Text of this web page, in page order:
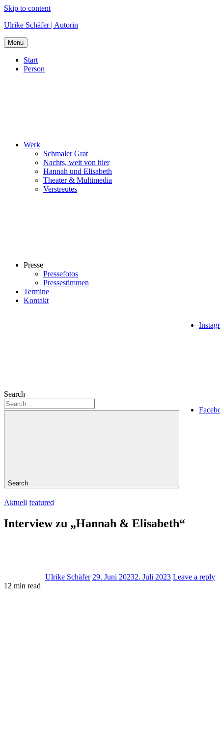
Skip to content
Ulrike Schäfer | Autorin
Menu
Start
Person
Werk
Schmaler Grat
Nachts, weit von hier
Hannah und Elisabeth
Theater & Multimedia
Verstreutes
Presse
Pressefotos
Pressestimmen
Termine
Kontakt
Search
Search
Aktuell featured
Interview zu „Hannah & Elisabeth“
Ulrike Schäfer 29. Juni 20232. Juli 2023 Leave a reply
12 min read